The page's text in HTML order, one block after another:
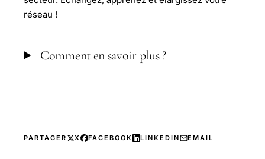
réseau !
Comment en savoir plus ?
PARTAGER X FACEBOOK LINKEDIN EMAIL